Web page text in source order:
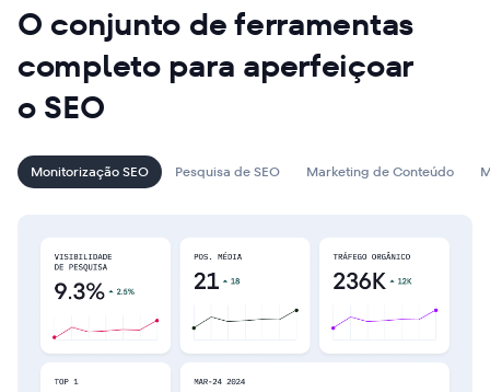
O conjunto de ferramentas
completo para aperfeiçoar
o SEO
Monitorização SEO Pesquisa de SEO Marketing de Conteúdo